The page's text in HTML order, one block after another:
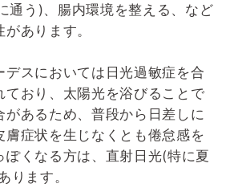
通う)、腸内環境を整える、など
あります。
デスにおいては日光過敏症を合
ており、太陽光を浴びることで
があるため、普段から日差しに
膚症状を生じなくとも倦怠感を
ぽくなる方は、直射日光(特に夏
ります。